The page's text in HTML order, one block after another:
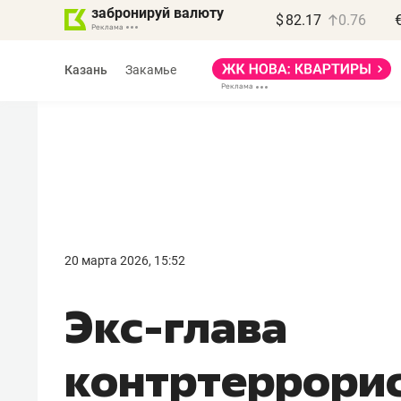
забронируй валюту $ 82.17 0.76
Казань Закамье
20 марта 2026, 15:52
Экс-главаправил, бизнес может
потерять минимум